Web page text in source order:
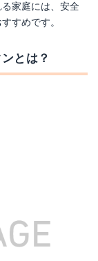
ムランタンポール
家庭には、安全
すめです。
とは？